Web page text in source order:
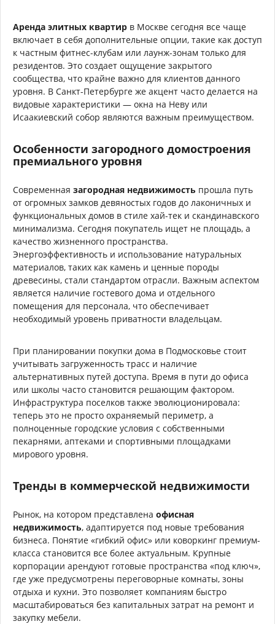
Аренда элитных квартир в Москве сегодня все чаще
включает в себя дополнительные опции, такие как доступ
к частным фитнес-клубам или лаунж-зонам только для
резидентов. Это создает ощущение закрытого
сообщества, что крайне важно для клиентов данного
уровня. В Санкт-Петербурге же акцент часто делается на
видовые характеристики — окна на Неву или
Исаакиевский собор являются важным преимуществом.
Особенности загородного домостроения
премиального уровня
Современная загородная недвижимость прошла путь
от огромных замков девяностых годов до лаконичных и
функциональных домов в стиле хай-тек и скандинавского
минимализма. Сегодня покупатель ищет не площадь, а
качество жизненного пространства.
Энергоэффективность и использование натуральных
материалов, таких как камень и ценные породы
древесины, стали стандартом отрасли. Важным аспектом
является наличие гостевого дома и отдельного
помещения для персонала, что обеспечивает
необходимый уровень приватности владельцам.
При планировании покупки дома в Подмосковье стоит
учитывать загруженность трасс и наличие
альтернативных путей доступа. Время в пути до офиса
или школы часто становится решающим фактором.
Инфраструктура поселков также эволюционировала:
теперь это не просто охраняемый периметр, а
полноценные городские условия с собственными
пекарнями, аптеками и спортивными площадками
мирового уровня.
Тренды в коммерческой недвижимости
Рынок, на котором представлена офисная
недвижимость, адаптируется под новые требования
бизнеса. Понятие «гибкий офис» или коворкинг премиум-
класса становится все более актуальным. Крупные
корпорации арендуют готовые пространства «под ключ»,
где уже предусмотрены переговорные комнаты, зоны
отдыха и кухни. Это позволяет компаниям быстро
масштабироваться без капитальных затрат на ремонт и
закупку мебели.